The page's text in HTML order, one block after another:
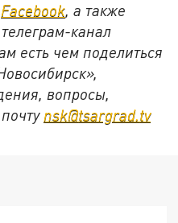
Facebook, а также
канал
есть чем поделиться
вопросы,
nsk@tsargrad.tv